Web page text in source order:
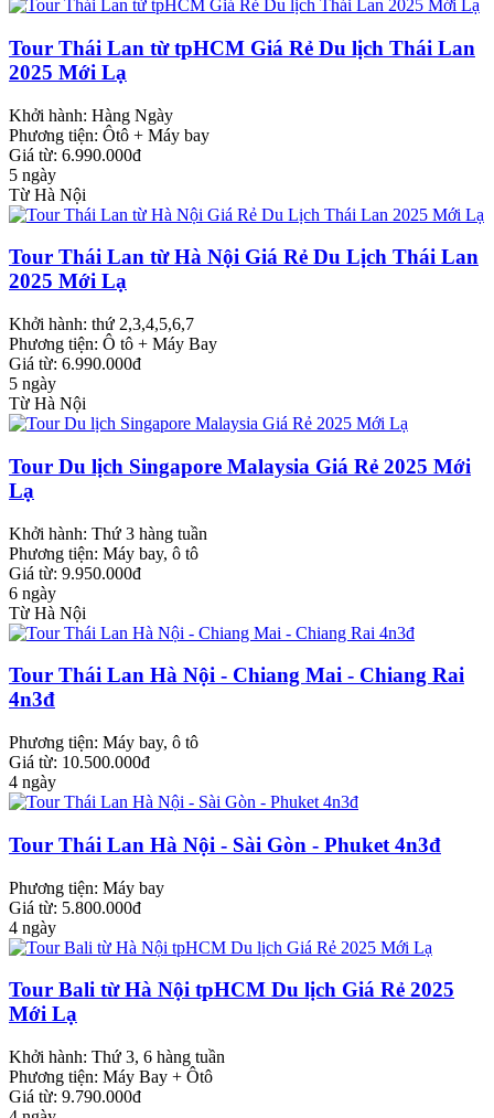
Tour Thái Lan từ tpHCM Giá Rẻ Du lịch Thái Lan
2025 Mới Lạ
Khởi hành: Hàng Ngày
Phương tiện: Ôtô + Máy bay
Giá từ: 6.990.000đ
5 ngày
Từ Hà Nội
Tour Thái Lan từ Hà Nội Giá Rẻ Du Lịch Thái Lan
2025 Mới Lạ
Khởi hành: thứ 2,3,4,5,6,7
Phương tiện: Ô tô + Máy Bay
Giá từ: 6.990.000đ
5 ngày
Từ Hà Nội
Tour Du lịch Singapore Malaysia Giá Rẻ 2025 Mới
Lạ
Khởi hành: Thứ 3 hàng tuần
Phương tiện: Máy bay, ô tô
Giá từ: 9.950.000đ
6 ngày
Từ Hà Nội
Tour Thái Lan Hà Nội - Chiang Mai - Chiang Rai
4n3đ
Phương tiện: Máy bay, ô tô
Giá từ: 10.500.000đ
4 ngày
Tour Thái Lan Hà Nội - Sài Gòn - Phuket 4n3đ
Phương tiện: Máy bay
Giá từ: 5.800.000đ
4 ngày
Tour Bali từ Hà Nội tpHCM Du lịch Giá Rẻ 2025
Mới Lạ
Khởi hành: Thứ 3, 6 hàng tuần
Phương tiện: Máy Bay + Ôtô
Giá từ: 9.790.000đ